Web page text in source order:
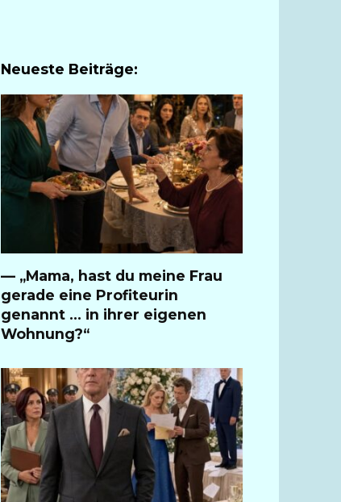
Neueste Beiträge:
— „Mama, hast du meine Frau
gerade eine Profiteurin
genannt … in ihrer eigenen
Wohnung?“